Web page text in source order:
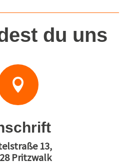
du uns

13,
Pritzwalk